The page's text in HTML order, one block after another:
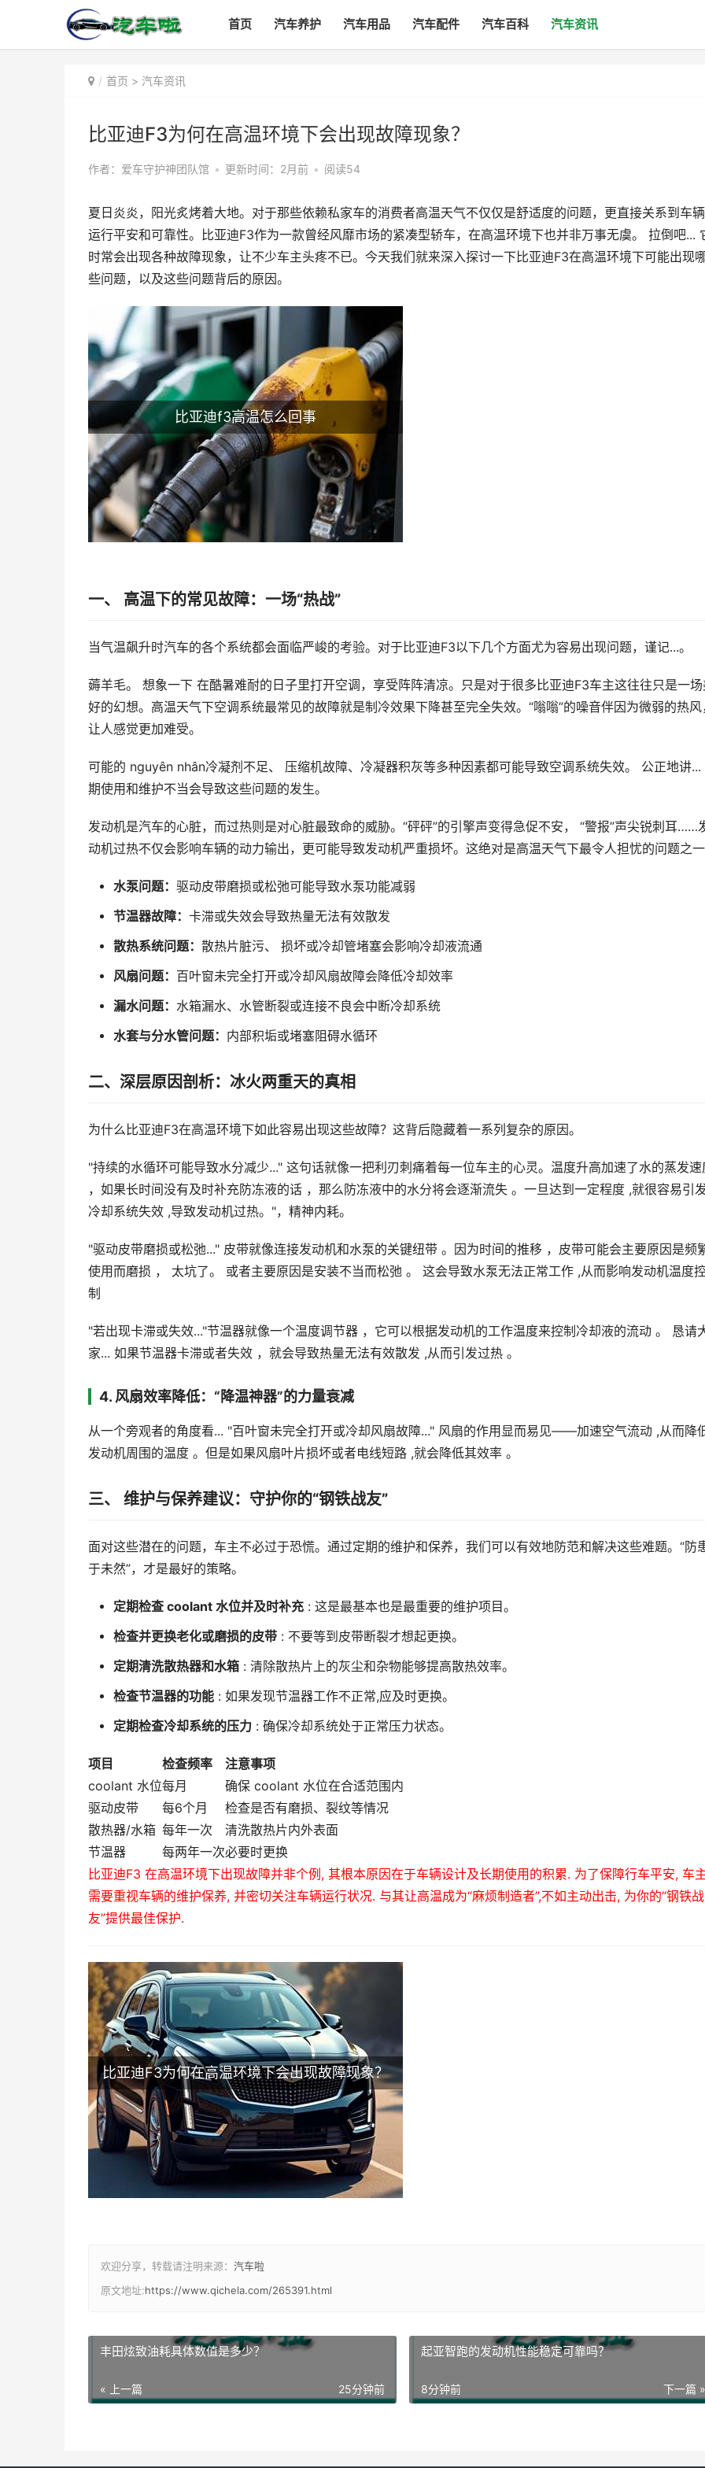
首页 汽车养护 汽车用品 汽车配件 汽车百科 汽车资讯
首页 > 汽车资讯
比亚迪F3为何在高温环境下会出现故障现象？
作者：爱车守护神团队馆 • 更新时间：2月前 • 阅读54
夏日炎炎，阳光炙烤着大地。对于那些依赖私家车的消费者高温天气不仅仅是舒适度的问题，更直接关系到车
运行平安和可靠性。比亚迪F3作为一款曾经风靡市场的紧凑型轿车，在高温环境下也并非万事无虞。 拉倒吧...
时常会出现各种故障现象，让不少车主头疼不已。今天我们就来深入探讨一下比亚迪F3在高温环境下可能出现
些问题，以及这些问题背后的原因。
比亚迪f3高温怎么回事
一、 高温下的常见故障：一场“热战”
当气温飙升时汽车的各个系统都会面临严峻的考验。对于比亚迪F3以下几个方面尤为容易出现问题，谨记...。
薅羊毛。 想象一下 在酷暑难耐的日子里打开空调，享受阵阵清凉。只是对于很多比亚迪F3车主这往往只是一
好的幻想。高温天气下空调系统最常见的故障就是制冷效果下降甚至完全失效。“嗡嗡”的噪音伴因为微弱的热风
让人感觉更加难受。
可能的 nguyên nhân冷凝剂不足、 压缩机故障、冷凝器积灰等多种因素都可能导致空调系统失效。 公正地讲...
期使用和维护不当会导致这些问题的发生。
发动机是汽车的心脏，而过热则是对心脏最致命的威胁。“砰砰”的引擎声变得急促不安， “警报”声尖锐刺耳……
动机过热不仅会影响车辆的动力输出，更可能导致发动机严重损坏。这绝对是高温天气下最令人担忧的问题之
水泵问题： 驱动皮带磨损或松弛可能导致水泵功能减弱
节温器故障： 卡滞或失效会导致热量无法有效散发
散热系统问题： 散热片脏污、 损坏或冷却管堵塞会影响冷却液流通
风扇问题： 百叶窗未完全打开或冷却风扇故障会降低冷却效率
漏水问题： 水箱漏水、水管断裂或连接不良会中断冷却系统
水套与分水管问题： 内部积垢或堵塞阻碍水循环
二、深层原因剖析：冰火两重天的真相
为什么比亚迪F3在高温环境下如此容易出现这些故障？这背后隐藏着一系列复杂的原因。
"持续的水循环可能导致水分减少..." 这句话就像一把利刃刺痛着每一位车主的心灵。温度升高加速了水的蒸发速
，如果长时间没有及时补充防冻液的话 ，那么防冻液中的水分将会逐渐流失 。一旦达到一定程度 ,就很容易引
冷却系统失效 ,导致发动机过热。"，精神内耗。
"驱动皮带磨损或松弛..." 皮带就像连接发动机和水泵的关键纽带 。因为时间的推移 ，皮带可能会主要原因是频
使用而磨损 ， 太坑了。 或者主要原因是安装不当而松弛 。 这会导致水泵无法正常工作 ,从而影响发动机温度
制
"若出现卡滞或失效..."节温器就像一个温度调节器 ，它可以根据发动机的工作温度来控制冷却液的流动 。 恳请
家... 如果节温器卡滞或者失效 ，就会导致热量无法有效散发 ,从而引发过热 。
4. 风扇效率降低：“降温神器”的力量衰减
从一个旁观者的角度看... "百叶窗未完全打开或冷却风扇故障..." 风扇的作用显而易见——加速空气流动 ,从而降
发动机周围的温度 。但是如果风扇叶片损坏或者电线短路 ,就会降低其效率 。
三、 维护与保养建议：守护你的“钢铁战友”
面对这些潜在的问题，车主不必过于恐慌。通过定期的维护和保养，我们可以有效地防范和解决这些难题。“防
于未然”，才是最好的策略。
定期检查 coolant 水位并及时补充: 这是最基本也是最重要的维护项目。
检查并更换老化或磨损的皮带: 不要等到皮带断裂才想起更换。
定期清洗散热器和水箱: 清除散热片上的灰尘和杂物能够提高散热效率。
检查节温器的功能: 如果发现节温器工作不正常,应及时更换。
定期检查冷却系统的压力: 确保冷却系统处于正常压力状态。
项目 检查频率
注意事项
coolant 水位每月
确保 coolant 水位在合适范围内
驱动皮带
每6个月
检查是否有磨损、裂纹等情况
散热器/水箱 每年一次
清洗散热片内外表面
节温器
每两年一次必要时更换
比亚迪F3 在高温环境下出现故障并非个例, 其根本原因在于车辆设计及长期使用的积累. 为了保障行车平安, 车
需要重视车辆的维护保养, 并密切关注车辆运行状况. 与其让高温成为“麻烦制造者”,不如主动出击, 为你的“钢铁战
友”提供最佳保护.
比亚迪F3为何在高温环境下会出现故障现象？
欢迎分享，转载请注明来源： 汽车啦
原文地址:https://www.qichela.com/265391.html
丰田炫致油耗具体数值是多少？
« 上一篇 25分钟前
起亚智跑的发动机性能稳定可靠吗？
下一篇 »
8分钟前